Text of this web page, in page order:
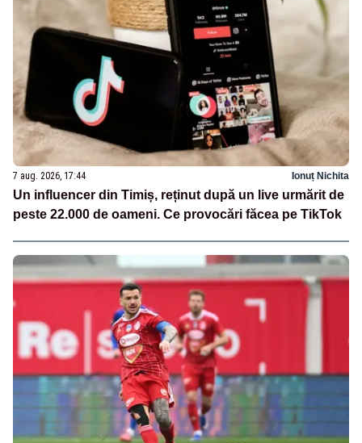
7 aug. 2026, 17:44 Ionuț Nichita
Un influencer din Timiș, reținut după un live urmărit de
peste 22.000 de oameni. Ce provocări făcea pe TikTok